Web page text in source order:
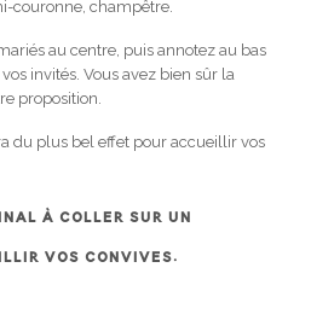
couronne, champêtre.
au centre, puis annotez au bas
invités. Vous avez bien sûr la
proposition.
du plus bel effet pour accueillir vos
À COLLER SUR UN
VOS CONVIVES.